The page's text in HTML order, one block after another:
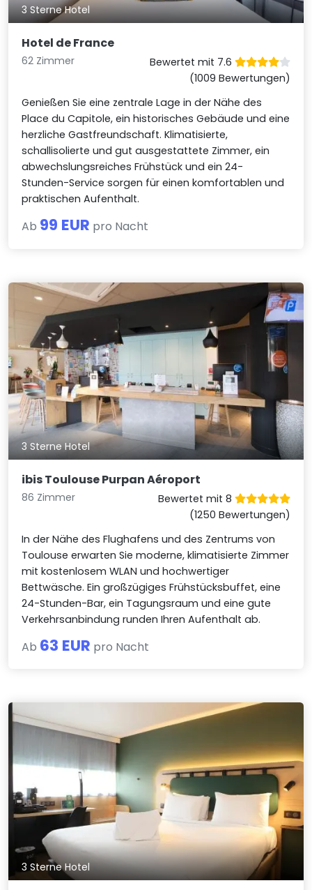
3 Sterne Hotel
Hotel de France
62 Zimmer
Bewertet mit 7.6
(1009 Bewertungen)
Genießen Sie eine zentrale Lage in der Nähe des
Place du Capitole, ein historisches Gebäude und eine
herzliche Gastfreundschaft. Klimatisierte,
schallisolierte und gut ausgestattete Zimmer, ein
abwechslungsreiches Frühstück und ein 24-
Stunden-Service sorgen für einen komfortablen und
praktischen Aufenthalt.
Ab 99 EUR pro Nacht
3 Sterne Hotel
ibis Toulouse Purpan Aéroport
86 Zimmer
Bewertet mit 8
(1250 Bewertungen)
In der Nähe des Flughafens und des Zentrums von
Toulouse erwarten Sie moderne, klimatisierte Zimmer
mit kostenlosem WLAN und hochwertiger
Bettwäsche. Ein großzügiges Frühstücksbuffet, eine
24-Stunden-Bar, ein Tagungsraum und eine gute
Verkehrsanbindung runden Ihren Aufenthalt ab.
Ab 63 EUR pro Nacht
3 Sterne Hotel